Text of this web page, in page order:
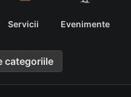
Servicii Evenimente
categoriile